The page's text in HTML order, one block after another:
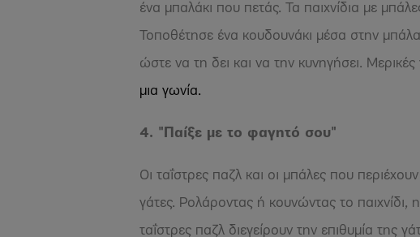
ένα μπαλάκι που πετάς. Τα παιχνίδια με
Τοποθέτησε ένα κουδουνάκι μέσα στην
ώστε να τη δει και να την κυνηγήσει.
μια γωνία.
4. "Παίξε με το φαγητό σου"
Οι ταΐστρες παζλ και οι μπάλες που
γάτες. Ρολάροντας ή κουνώντας το
ταΐστρες παζλ διεγείρουν την επιθυμία της